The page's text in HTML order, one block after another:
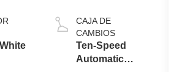
CAJA DE
CAMBIOS
Ten-Speed
Automatic